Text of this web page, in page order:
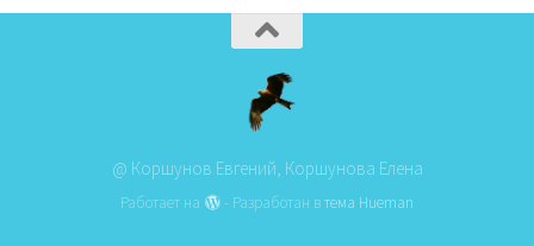
@ Коршунов Евгений, Коршунова Елена
Работает на - Разработан втема Hueman